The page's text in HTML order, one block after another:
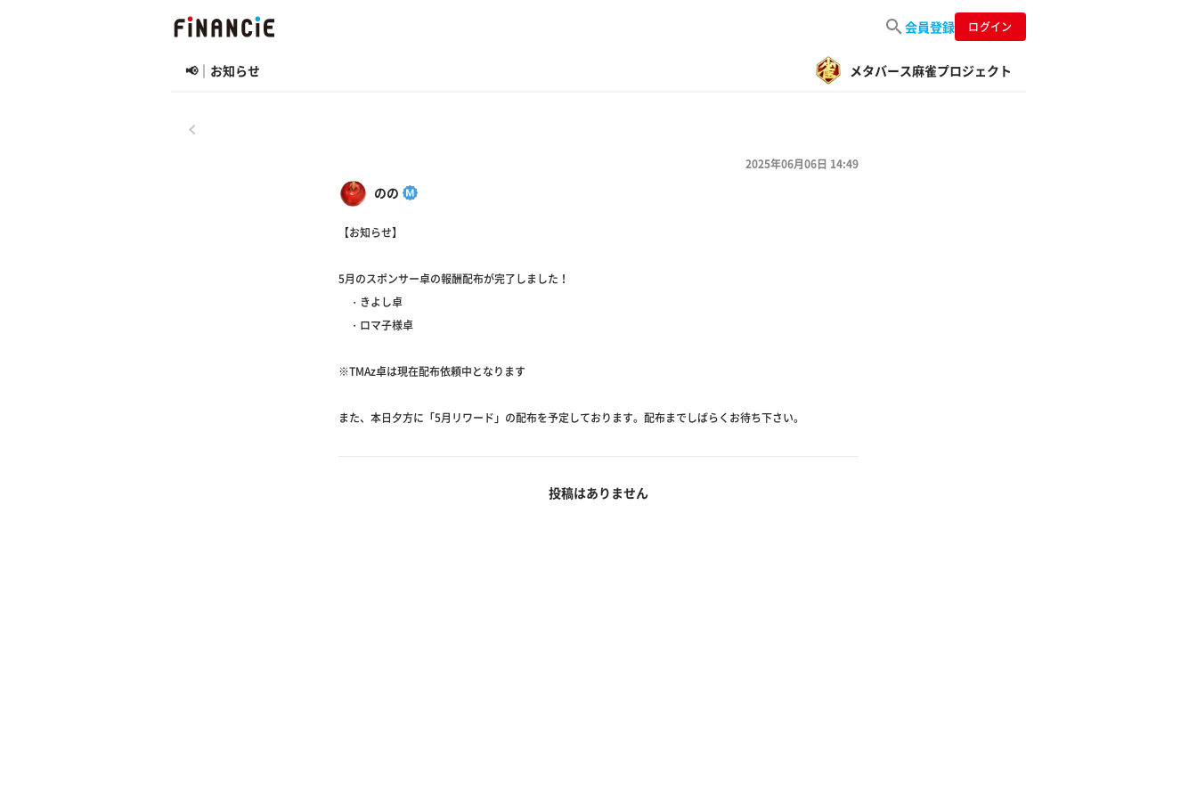
会員登録 ログイン
📢｜お知らせ メタバース麻雀プロジェクト
のの
2025年06月06日 14:49
【お知らせ】
5月のスポンサー卓の報酬配布が完了しました！
・きよし卓
・ロマ子様卓
※TMAz卓は現在配布依頼中となります
また、本日夕方に「5月リワード」の配布を予定しております。配布までしばらくお待ち下さい。
投稿はありません